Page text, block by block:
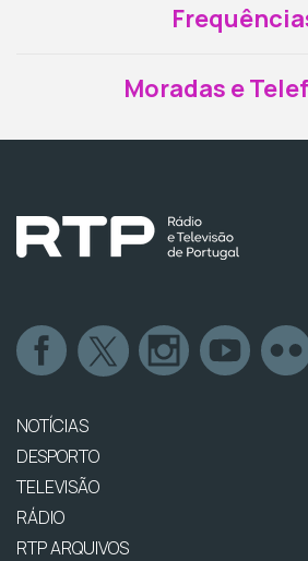
Moradas e
NOTÍCIAS
DESPORTO
TELEVISÃO
RÁDIO
RTP ARQUIVOS